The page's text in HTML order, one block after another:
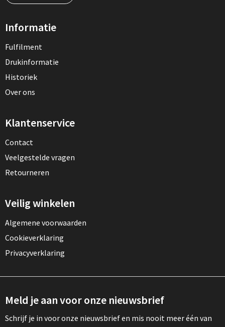
Informatie
Fulfilment
Drukinformatie
Historiek
Over ons
Klantenservice
Contact
Veelgestelde vragen
Retourneren
Veilig winkelen
Algemene voorwaarden
Cookieverklaring
Privacyverklaring
Meld je aan voor onze nieuwsbrief
Schrijf je in voor onze nieuwsbrief en mis nooit meer één van